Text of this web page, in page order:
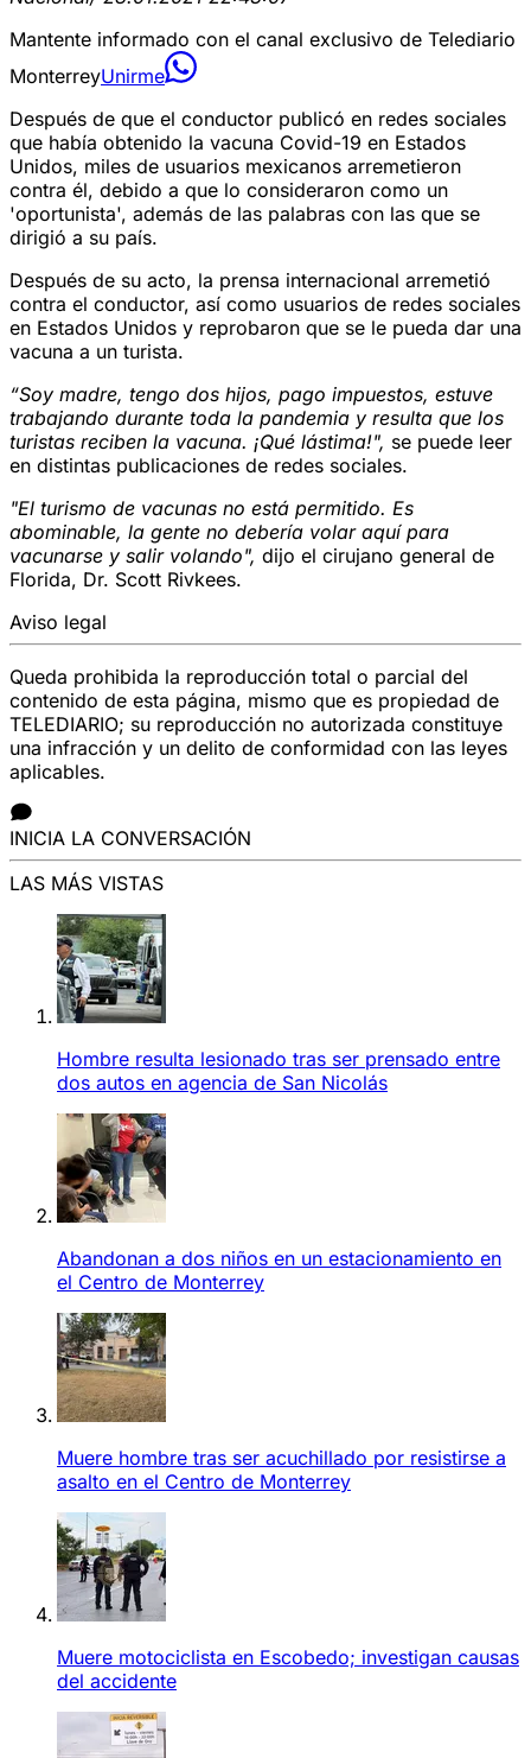
Mantente informado con el canal exclusivo de Telediario
MonterreyUnirme
Después de que el conductor publicó en redes sociales
que había obtenido la vacuna Covid-19 en Estados
Unidos, miles de usuarios mexicanos arremetieron
contra él, debido a que lo consideraron como un
'oportunista', además de las palabras con las que se
dirigió a su país.
Después de su acto, la prensa internacional arremetió
contra el conductor, así como usuarios de redes sociales
en Estados Unidos y reprobaron que se le pueda dar una
vacuna a un turista.
“Soy madre, tengo dos hijos, pago impuestos, estuve
trabajando durante toda la pandemia y resulta que los
turistas reciben la vacuna. ¡Qué lástima!", se puede leer
en distintas publicaciones de redes sociales.
"El turismo de vacunas no está permitido. Es
abominable, la gente no debería volar aquí para
vacunarse y salir volando", dijo el cirujano general de
Florida, Dr. Scott Rivkees.
Aviso legal
Queda prohibida la reproducción total o parcial del
contenido de esta página, mismo que es propiedad de
TELEDIARIO; su reproducción no autorizada constituye
una infracción y un delito de conformidad con las leyes
aplicables.
INICIA LA CONVERSACIÓN
LAS MÁS VISTAS
Hombre resulta lesionado tras ser prensado entre
dos autos en agencia de San Nicolás
Abandonan a dos niños en un estacionamiento en
el Centro de Monterrey
Muere hombre tras ser acuchillado por resistirse a
asalto en el Centro de Monterrey
Muere motociclista en Escobedo; investigan causas
del accidente